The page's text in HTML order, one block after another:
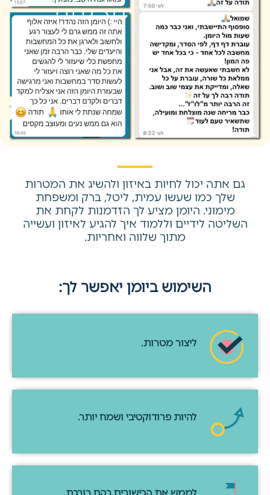
גם אתה יכול לחיות באיזון ולהשיג את המטרות
שלך כמו שעשו עמית, ליטל, ברק ומשפחת
מימוני. היומן מציע לך הזדמנות לקחת את
השליטה לידיים וללמוד איך להגיע לאיזון ועשייה
מתוך שלווה ואחריות.
השימוש ביומן יאפשר לך:
ליצור מטרות.
להיות פרודוקטיבי ושמח יותר.